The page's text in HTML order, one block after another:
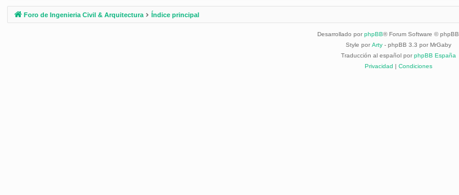
Foro de Ingenieria Civil & Arquitectura Índice principal
Desarrollado por phpBB® Forum Software ©
Style por Arty - phpBB 3.3 por MrGaby
Traducción al español por phpBB España
Privacidad | Condiciones